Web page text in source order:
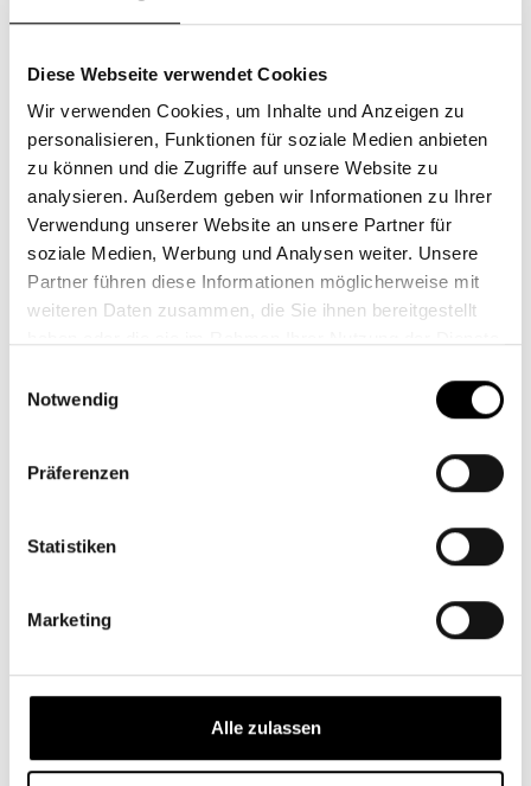
Diese Webseite verwendet Cookies
Wir verwenden Cookies, um Inhalte und Anzeigen zu
personalisieren, Funktionen für soziale Medien anbieten
zu können und die Zugriffe auf unsere Website zu
analysieren. Außerdem geben wir Informationen zu Ihrer
Verwendung unserer Website an unsere Partner für
soziale Medien, Werbung und Analysen weiter. Unsere
Partner führen diese Informationen möglicherweise mit
weiteren Daten zusammen, die Sie ihnen bereitgestellt
Notwendig
Präferenzen
Statistiken
Marketing
Alle zulassen
Shops im Gerber
juni Essentials Pop-Up